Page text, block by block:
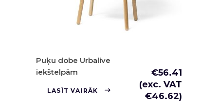
Puķu dobe Urbalive
iekštelpām
€56.41
(exc. VAT
€46.62)
LASĪT VAIRĀK